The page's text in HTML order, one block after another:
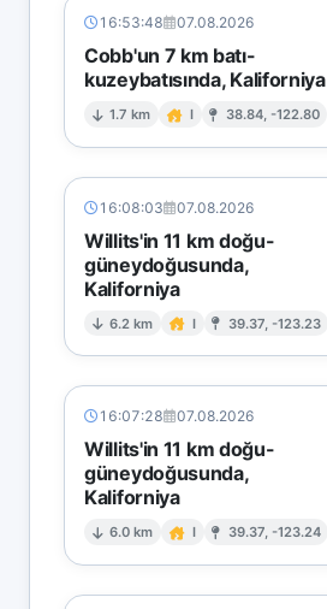
16:53:48 07.08.2026
Cobb'un 7 km batı-
kuzeybatısında, Kaliforniya
1.7 km I 38.84, -122.80
16:08:03 07.08.2026
Willits'in 11 km doğu-
güneydoğusunda,
Kaliforniya
6.2 km I 39.37, -123.23
16:07:28 07.08.2026
Willits'in 11 km doğu-
güneydoğusunda,
Kaliforniya
6.0 km I 39.37, -123.24